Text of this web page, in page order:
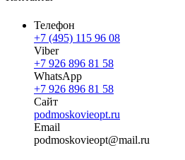
Телефон
+7 (495) 115 96 08
Viber
+7 926 896 81 58
WhatsApp
+7 926 896 81 58
Сайт
podmoskovieopt.ru
Email
podmoskovieopt@mail.ru